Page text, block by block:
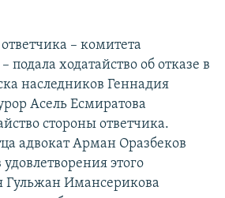
– комитета
ходатайство об отказе в
наследников Геннадия
Асель Есмиратова
стороны ответчика.
адвокат Арман Оразбеков
этого
Гульжан Имансерикова